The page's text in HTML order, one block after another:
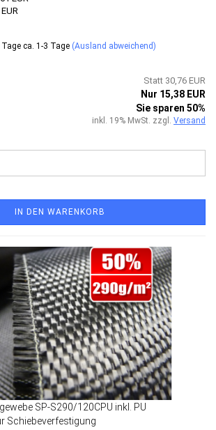
ca. 1-3 Tage (Ausland abweichend)
Statt 30,76 EUR
Nur 15,38 EUR
Sie sparen 50%
inkl. 19% MwSt. zzgl. Versand
IN DEN WARENKORB
SP-S290/120CPU inkl. PU
Schiebeverfestigung